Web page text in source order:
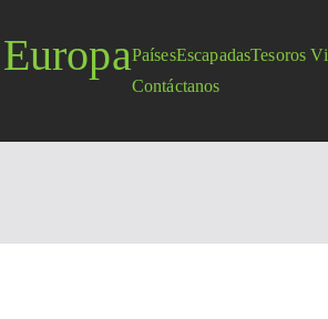
PaísesEscapadasTesoros
Contáctanos